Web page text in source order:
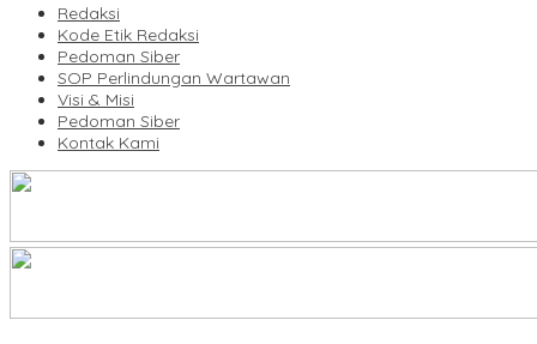
Redaksi
Kode Etik Redaksi
Pedoman Siber
SOP Perlindungan Wartawan
Visi & Misi
Pedoman Siber
Kontak Kami